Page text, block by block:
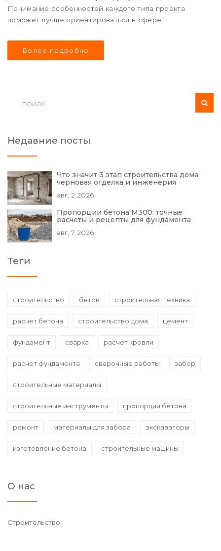
Понимание особенностей каждого типа проекта
поможет лучше ориентироваться в сфере
Приводятся интересные факты и советы, которые
поспособствуют успешному завершению проектов.
Более подробно
Недавние посты
Что значит 3 этап строительства дома:
черновая отделка и инженерия
авг, 2 2026
Пропорции бетона М300: точные
расчеты и рецепты для фундамента
авг, 7 2026
Теги
строительство бетон строительная техника
расчет бетона строительство дома цемент
фундамент сварка расчет кровли
расчет фундамента сварочные работы забор
строительные материалы
строительные инструменты пропорции бетона
ремонт материалы для забора экскаваторы
изготовление бетона строительные машины
О нас
Строительство